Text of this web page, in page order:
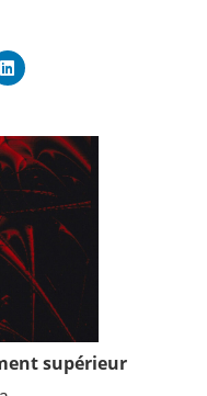
supérieur